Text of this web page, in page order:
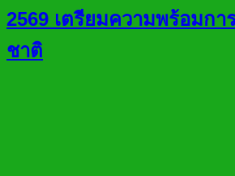
2569 เตรียมความพร้อมก
ชาติ